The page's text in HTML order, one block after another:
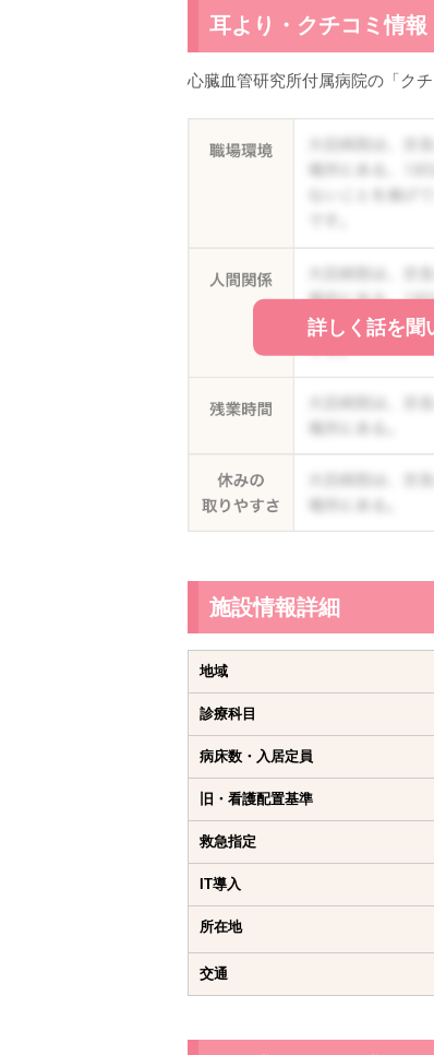
耳より・クチコミ情報
心臓血管研究所付属病院の「ク
詳しく話を聞
施設情報詳細
地域
診療科目
病床数・入居定員
旧・看護配置基準
救急指定
IT導入
所在地
交通